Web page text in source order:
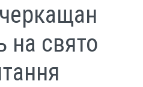
на свято